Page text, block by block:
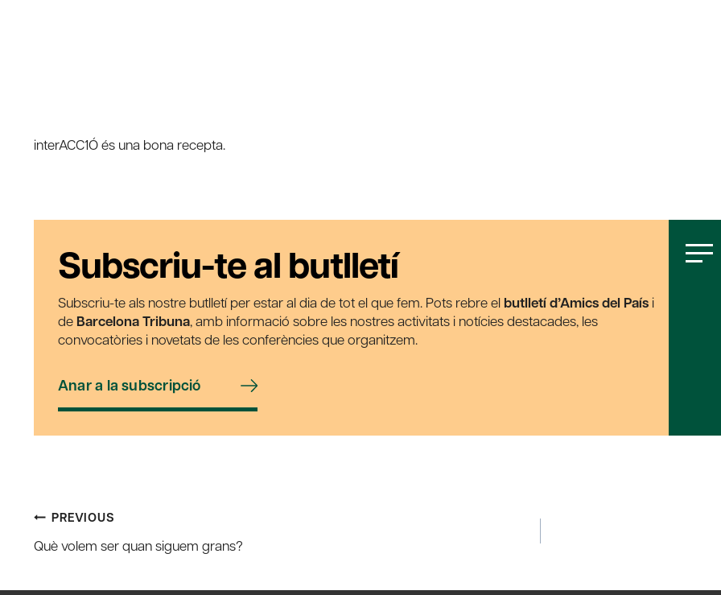
interACC1Ó és una bona recepta.
Subscriu-te al butlletí
Subscriu-te als nostre butlletí per estar al dia de tot el que fem. Pots rebre el butlletí d’Amics del País i
de Barcelona Tribuna, amb informació sobre les nostres activitats i notícies destacades, les
convocatòries i novetats de les conferències que organitzem.
Anar a la subscripció
Post
navigation
PREVIOUS
Què volem ser quan siguem grans?